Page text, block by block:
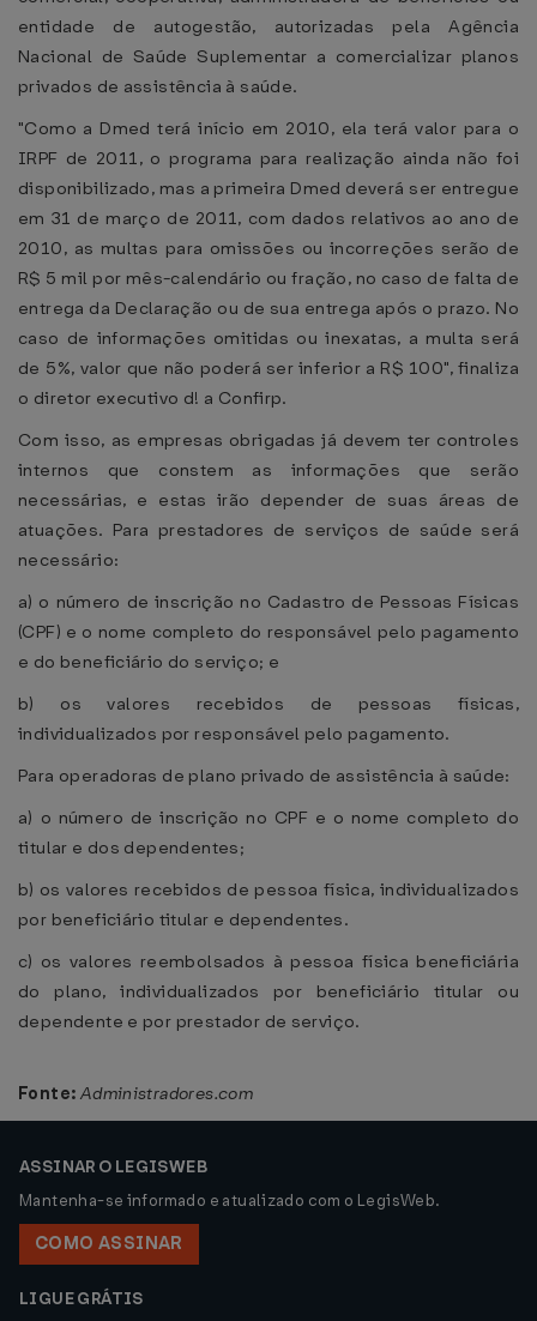
entidade de autogestão, autorizadas pela Agência
Nacional de Saúde Suplementar a comercializar planos
privados de assistência à saúde.
"Como a Dmed terá início em 2010, ela terá valor para o
IRPF de 2011, o programa para realização ainda não foi
disponibilizado, mas a primeira Dmed deverá ser entregue
em 31 de março de 2011, com dados relativos ao ano de
2010, as multas para omissões ou incorreções serão de
R$ 5 mil por mês-calendário ou fração, no caso de falta de
entrega da Declaração ou de sua entrega após o prazo. No
caso de informações omitidas ou inexatas, a multa será
de 5%, valor que não poderá ser inferior a R$ 100", finaliza
o diretor executivo d! a Confirp.
Com isso, as empresas obrigadas já devem ter controles
internos que constem as informações que serão
necessárias, e estas irão depender de suas áreas de
atuações. Para prestadores de serviços de saúde será
necessário:
a) o número de inscrição no Cadastro de Pessoas Físicas
(CPF) e o nome completo do responsável pelo pagamento
e do beneficiário do serviço; e
b) os valores recebidos de pessoas físicas,
individualizados por responsável pelo pagamento.
Para operadoras de plano privado de assistência à saúde:
a) o número de inscrição no CPF e o nome completo do
titular e dos dependentes;
b) os valores recebidos de pessoa física, individualizados
por beneficiário titular e dependentes.
c) os valores reembolsados à pessoa física beneficiária
do plano, individualizados por beneficiário titular ou
dependente e por prestador de serviço.
Fonte: Administradores.com
ASSINAR O LEGISWEB
Mantenha-se informado e atualizado com o LegisWeb.
COMO ASSINAR
LIGUE GRÁTIS